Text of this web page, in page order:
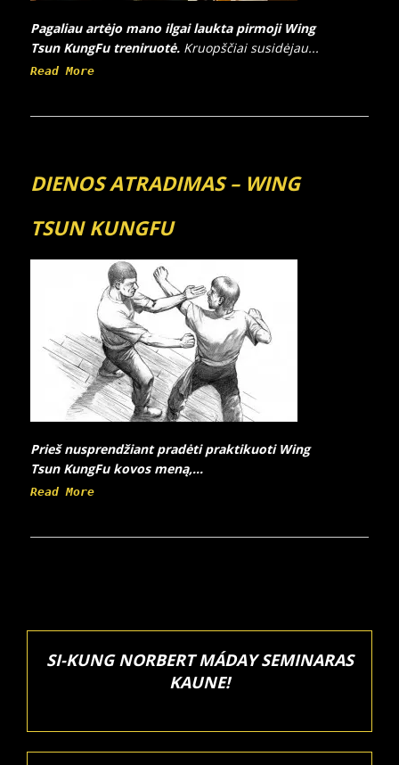
Pagaliau artėjo mano ilgai laukta pirmoji Wing
Tsun KungFu treniruotė. Kruopščiai susidėjau...
Read More
DIENOS ATRADIMAS – WING
TSUN KUNGFU
Prieš nusprendžiant pradėti praktikuoti Wing
Tsun KungFu kovos meną,...
Read More
SI-KUNG NORBERT MÁDAY SEMINARAS
KAUNE!